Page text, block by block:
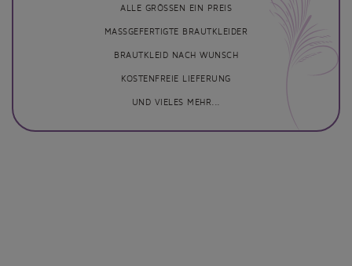
ALLE GRÖSSEN EIN PREIS
MASSGEFERTIGTE BRAUTKLEIDER
BRAUTKLEID NACH WUNSCH
KOSTENFREIE LIEFERUNG
UND VIELES MEHR...